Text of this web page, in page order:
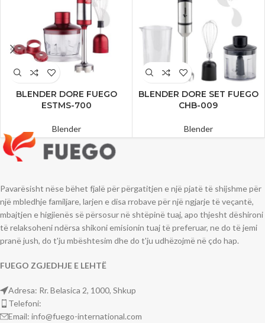
BLENDER DORE FUEGO
ESTMS-700
Blender
BLENDER DORE SET FUEGO
CHB-009
Blender
Pavarësisht nëse bëhet fjalë për përgatitjen e një pjatë të shijshme për
një mbledhje familjare, larjen e disa rrobave për një ngjarje të veçantë,
mbajtjen e higjienës së përsosur në shtëpinë tuaj, apo thjesht dëshironi
të relaksoheni ndërsa shikoni emisionin tuaj të preferuar, ne do të jemi
pranë jush, do t'ju mbështesim dhe do t'ju udhëzojmë në çdo hap.
FUEGO ZGJEDHJE E LEHTË
Adresa: Rr. Belasica 2, 1000, Shkup
Telefoni:
Email: info@fuego-international.com